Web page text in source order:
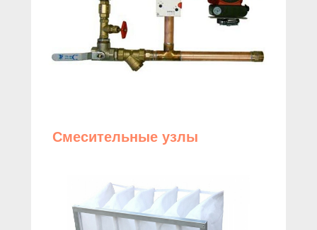
Смесительные узлы